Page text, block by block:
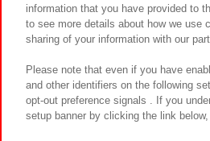
information that you have provided to
to see more details about how we use
sharing of your information with our
Please note that even if you have
and other identifiers on the following
opt-out preference signals . If you
setup banner by clicking the link